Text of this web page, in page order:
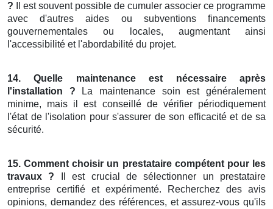
? Il est souvent possible de cumuler associer ce programme
avec d'autres aides ou subventions financements
gouvernementales ou locales, augmentant ainsi
l'accessibilité et l'abordabilité du projet.
14. Quelle maintenance est nécessaire après
l'installation ? La maintenance soin est généralement
minime, mais il est conseillé de vérifier périodiquement
l'état de l'isolation pour s'assurer de son efficacité et de sa
sécurité.
15. Comment choisir un prestataire compétent pour les
travaux ? Il est crucial de sélectionner un prestataire
entreprise certifié et expérimenté. Recherchez des avis
opinions, demandez des références, et assurez-vous qu'ils